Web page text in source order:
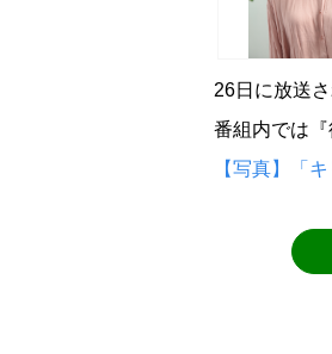
26日に放送
番組内では
【写真】「